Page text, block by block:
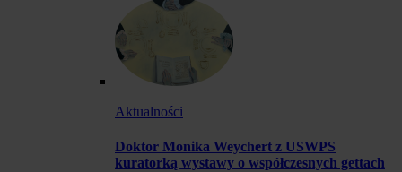
Aktualności
Doktor Monika Weychert z USWPS
kuratorką wystawy o współczesnych gettach